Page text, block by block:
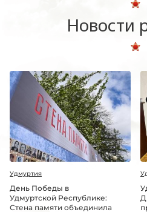
Новости
Удмуртия
День Победы в
Удмуртской Республике:
Стена памяти объединила